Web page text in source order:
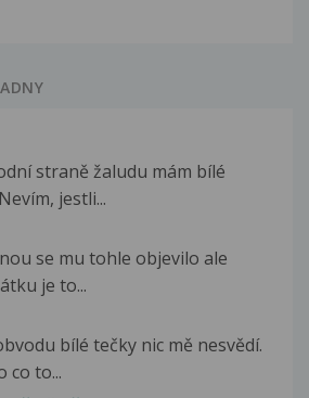
straně žaludu mám bílé
jestli...
se mu tohle objevilo ale
je to...
bílé tečky nic mě nesvědí.
co to...